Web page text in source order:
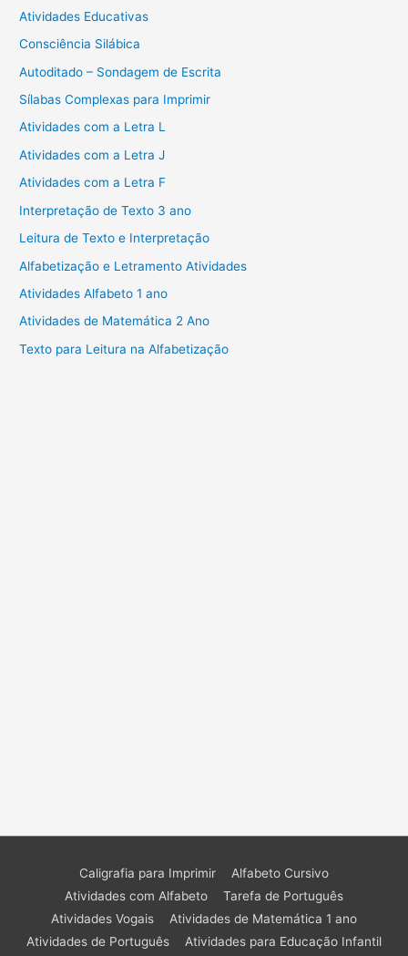
Atividades Educativas
Consciência Silábica
Autoditado – Sondagem de Escrita
Sílabas Complexas para Imprimir
Atividades com a Letra L
Atividades com a Letra J
Atividades com a Letra F
Interpretação de Texto 3 ano
Leitura de Texto e Interpretação
Alfabetização e Letramento Atividades
Atividades Alfabeto 1 ano
Atividades de Matemática 2 Ano
Texto para Leitura na Alfabetização
Caligrafia para Imprimir
Alfabeto Cursivo
Atividades com Alfabeto
Tarefa de Português
Atividades Vogais
Atividades de Matemática 1 ano
Atividades de Português
Atividades para Educação Infantil